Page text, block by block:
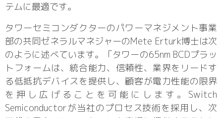
テムに最適です。
タワーセミコンダクターのパワーマネジメント事業
部の共同ゼネラルマネジャーのMete Erturk博士は次
のように述べています。「タワーの65nm BCDプラッ
トフォームは、統合能力、信頼性、業界をリードす
る低抵抗デバイスを提供し、顧客が電力性能の限界
を押し広げることを可能にします。Switch
Semiconductorが当社のプロセス技術を採用し、次